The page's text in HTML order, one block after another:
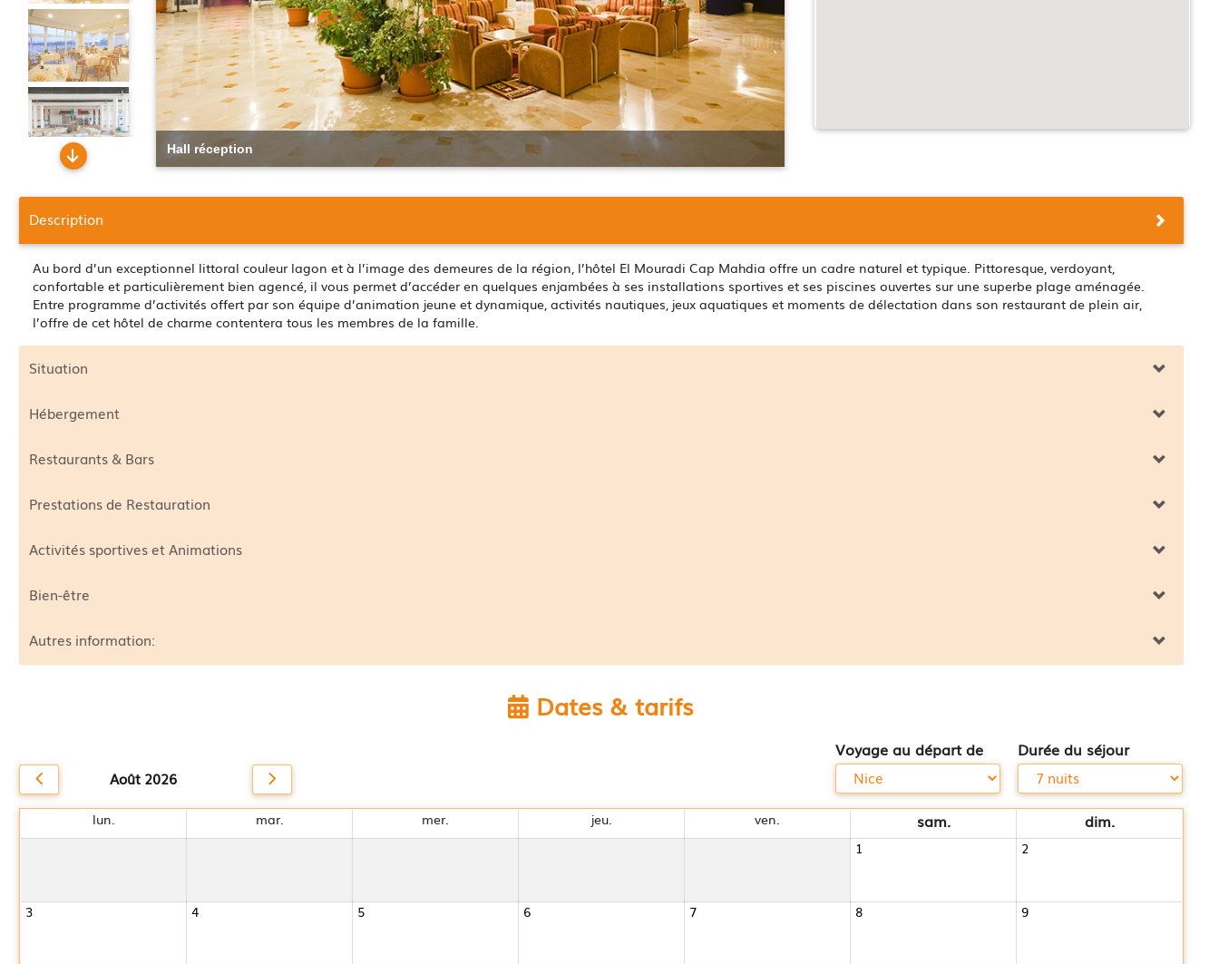
Hall réception
Description
Au bord d’un exceptionnel littoral couleur lagon et à l’image des demeures de la région, l’hôtel El Mouradi Cap Mahdia offre un cadre naturel et typique. Pittoresque, verdoyant,
confortable et particulièrement bien agencé, il vous permet d’accéder en quelques enjambées à ses installations sportives et ses piscines ouvertes sur une superbe plage aménagée.
Entre programme d’activités offert par son équipe d’animation jeune et dynamique, activités nautiques, jeux aquatiques et moments de délectation dans son restaurant de plein air,
l’offre de cet hôtel de charme contentera tous les membres de la famille.
Situation
Hébergement
Restaurants & Bars
Prestations de Restauration
Activités sportives et Animations
Bien-être
Autres information:
Dates & tarifs
Voyage au départ de Durée du séjour
Août 2026
lun. mar. mer. jeu. ven. sam. dim.
1 2
3 4 5 6 7 8 9